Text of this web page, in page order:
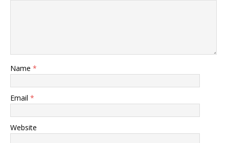
Name *
Email *
Website